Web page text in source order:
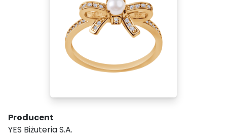
Producent
YES Biżuteria S.A.